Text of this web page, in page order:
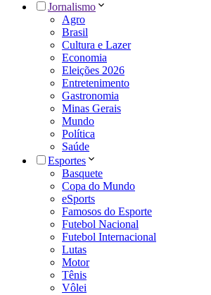
Jornalismo
Agro
Brasil
Cultura e Lazer
Economia
Eleições 2026
Entretenimento
Gastronomia
Minas Gerais
Mundo
Política
Saúde
Esportes
Basquete
Copa do Mundo
eSports
Famosos do Esporte
Futebol Nacional
Futebol Internacional
Lutas
Motor
Tênis
Vôlei